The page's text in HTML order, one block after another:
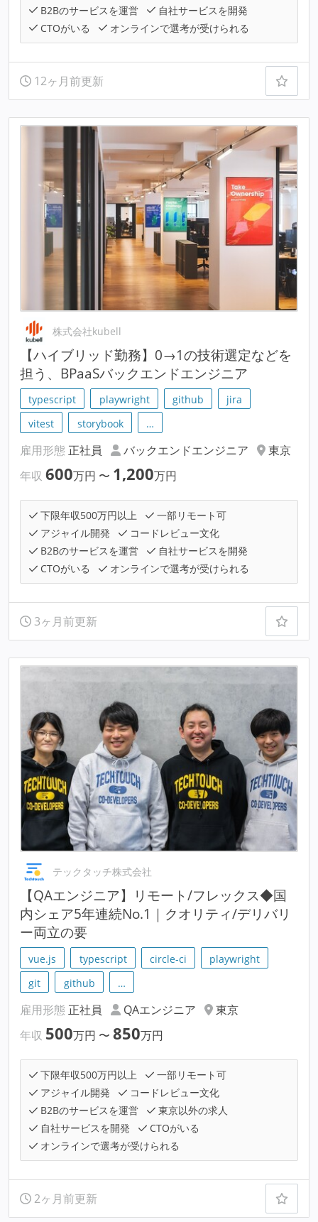
B2Bのサービスを運営
自社サービスを開発
CTOがいる
オンラインで選考が受けられる
12ヶ月前更新
株式会社kubell
【ハイブリッド勤務】0→1の技術選定などを
担う、BPaaSバックエンドエンジニア
typescript playwright github
jira
vitest
storybook …
雇用形態 正社員 バックエンドエンジニア
東京
年収 600万円 〜 1,200万円
下限年収500万円以上
一部リモート可
アジャイル開発
コードレビュー文化
B2Bのサービスを運営
自社サービスを開発
CTOがいる
オンラインで選考が受けられる
3ヶ月前更新
テックタッチ株式会社
【QAエンジニア】リモート/フレックス◆国
内シェア5年連続No.1｜クオリティ/デリバリ
ー両立の要
vue.js typescript circle-ci
playwright
git
github …
雇用形態 正社員 QAエンジニア
東京
年収 500万円 〜 850万円
下限年収500万円以上
一部リモート可
アジャイル開発
コードレビュー文化
B2Bのサービスを運営
東京以外の求人
自社サービスを開発
CTOがいる
オンラインで選考が受けられる
2ヶ月前更新